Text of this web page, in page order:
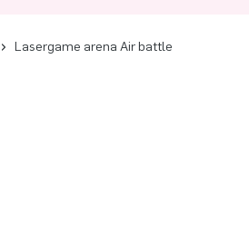
Lasergame arena Air battle